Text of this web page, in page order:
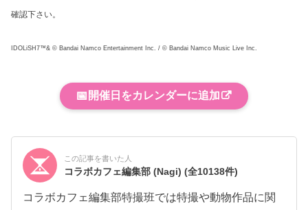
確認下さい。
IDOLiSH7™& © Bandai Namco Entertainment Inc. / © Bandai Namco Music Live Inc.
📅 開催日をカレンダーに追加
この記事を書いた人
コラボカフェ編集部 (Nagi)(全10138件)
コラボカフェ編集部特撮班では特撮や動物作品に関